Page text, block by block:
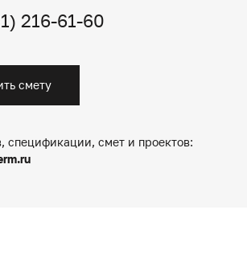
216-61-60
смету
спецификации, смет и проектов: